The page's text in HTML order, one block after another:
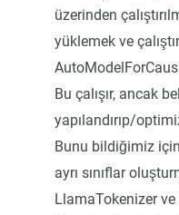
üzerinden
yüklemek ve
Bu çalışır, ancak
yapılandırıp/
Bunu bildiğimiz
ayrı sınıflar
LlamaTokenizer